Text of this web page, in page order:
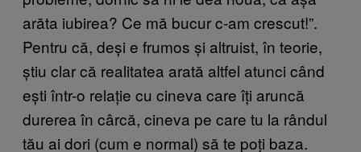
arăta iubirea? Ce mă bucur c-am crescut!”.
Pentru că, deși e frumos și altruist, în teorie,
știu clar că realitatea arată altfel atunci când
ești într-o relație cu cineva care îți aruncă
durerea în cârcă, cineva pe care tu la rândul
tău ai dori (cum e normal) să te poți baza.